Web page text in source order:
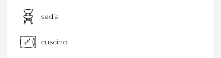
sedia
cuscino